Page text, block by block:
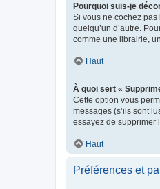
Pourquoi suis-je
Si vous ne cochez
quelqu’un d’autre.
comme une librairie,
Haut
À quoi sert «
Cette option vous
messages (s’ils sont
essayez de supprimer
Haut
Préférences et